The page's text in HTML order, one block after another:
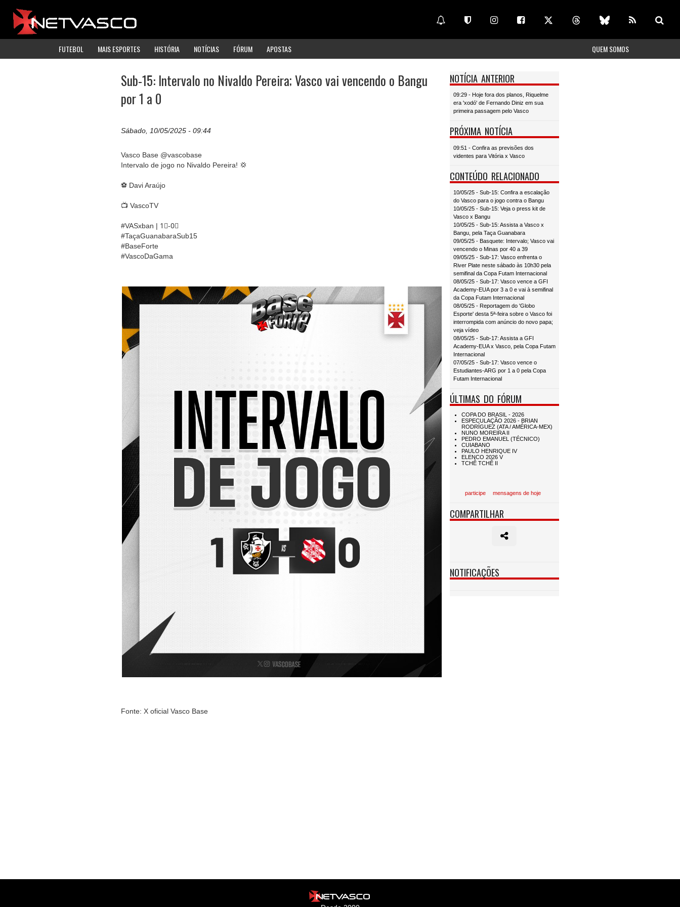
FUTEBOL MAIS ESPORTES HISTÓRIA NOTÍCIAS FÓRUM APOSTAS QUEM SOMOS
Sub-15: Intervalo no Nivaldo Pereira; Vasco vai vencendo o Bangu
por 1 a 0
Sábado, 10/05/2025 - 09:44
Vasco Base @vascobase
Intervalo de jogo no Nivaldo Pereira! 💢
⚽ Davi Araújo
📺 VascoTV
#VASxban | 1⃣-0⃣
#TaçaGuanabaraSub15
#BaseForte
#VascoDaGama
Fonte: X oficial Vasco Base
NOTÍCIA ANTERIOR
09:29 - Hoje fora dos planos, Riquelme
era 'xodó' de Fernando Diniz em sua
primeira passagem pelo Vasco
PRÓXIMA NOTÍCIA
09:51 - Confira as previsões dos
videntes para Vitória x Vasco
CONTEÚDO RELACIONADO
10/05/25 - Sub-15: Confira a escalação
do Vasco para o jogo contra o Bangu
10/05/25 - Sub-15: Veja o press kit de
Vasco x Bangu
10/05/25 - Sub-15: Assista a Vasco x
Bangu, pela Taça Guanabara
09/05/25 - Basquete: Intervalo; Vasco vai
vencendo o Minas por 40 a 39
09/05/25 - Sub-17: Vasco enfrenta o
River Plate neste sábado às 10h30 pela
semifinal da Copa Futam Internacional
08/05/25 - Sub-17: Vasco vence a GFI
Academy-EUA por 3 a 0 e vai à semifinal
da Copa Futam Internacional
08/05/25 - Reportagem do 'Globo
Esporte' desta 5ª-feira sobre o Vasco foi
interrompida com anúncio do novo papa;
veja vídeo
08/05/25 - Sub-17: Assista a GFI
Academy-EUA x Vasco, pela Copa Futam
Internacional
07/05/25 - Sub-17: Vasco vence o
Estudiantes-ARG por 1 a 0 pela Copa
Futam Internacional
ÚLTIMAS DO FÓRUM
participe mensagens de hoje
COMPARTILHAR
NOTIFICAÇÕES